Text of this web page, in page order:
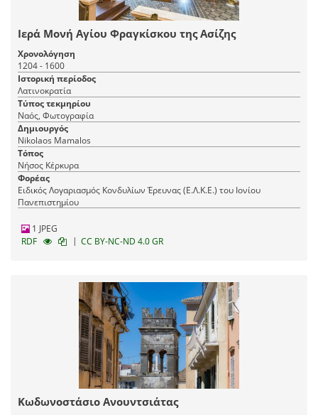
Ιερά Μονή Αγίου Φραγκίσκου της Ασίζης
Χρονολόγηση
1204 - 1600
Ιστορική περίοδος
Λατινοκρατία
Τύπος τεκμηρίου
Ναός, Φωτογραφία
Δημιουργός
Nikolaos Mamalos
Τόπος
Νήσος Κέρκυρα
Φορέας
Ειδικός Λογαριασμός Κονδυλίων Έρευνας (Ε.Λ.Κ.Ε.) του Ιονίου
Πανεπιστημίου
1 JPEG
RDF
| CC BY-NC-ND 4.0 GR
Κωδωνοστάσιο Ανουντσιάτας